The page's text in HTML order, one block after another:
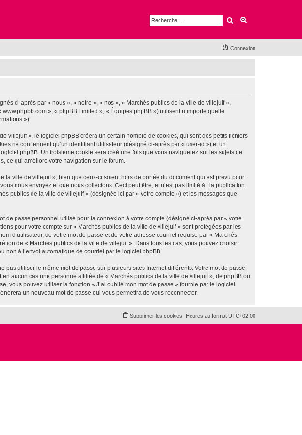
Rechercher
Connexion
ci-après par « nous », « notre », « nos », « Marchés publics de la ville de villejuif »,
», « phpBB Limited », « Équipes phpBB ») utilisent n’importe quelle
»).
villejuif », le logiciel phpBB créera un certain nombre de cookies, qui sont des petits fichiers
ne contiennent qu’un identifiant utilisateur (désigné ci-après par « user-id ») et un
phpBB. Un troisième cookie sera créé une fois que vous naviguerez sur les sujets de
ce qui améliore votre navigation sur le forum.
ville de villejuif », bien que ceux-ci soient hors de portée du document qui est prévu pour
nous envoyez et que nous collectons. Ceci peut être, et n’est pas limité à : la publication
publics de la ville de villejuif » (désignée ici par « votre compte ») et les messages que
de passe personnel utilisé pour la connexion à votre compte (désigné ci-après par « votre
pour votre compte sur « Marchés publics de la ville de villejuif » sont protégées par les
d’utilisateur, de votre mot de passe et de votre adresse courriel requise par « Marchés
de « Marchés publics de la ville de villejuif ». Dans tous les cas, vous pouvez choisir
non à l’envoi automatique de courriel par le logiciel phpBB.
utiliser le même mot de passe sur plusieurs sites Internet différents. Votre mot de passe
aucun cas une personne affiliée de « Marchés publics de la ville de villejuif », de phpBB ou
vous pouvez utiliser la fonction « J’ai oublié mon mot de passe » fournie par le logiciel
un nouveau mot de passe qui vous permettra de vous reconnecter.
Heures au format UTC+02:00
Supprimer les cookies